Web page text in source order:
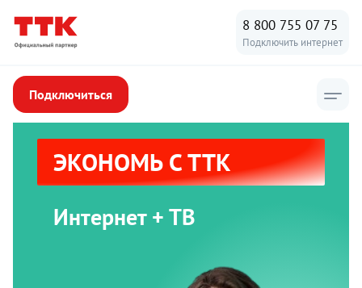
8 800 755 07 75
Подключить интернет
Подключиться
ЭКОНОМЬ С ТТК
Интернет + ТВ